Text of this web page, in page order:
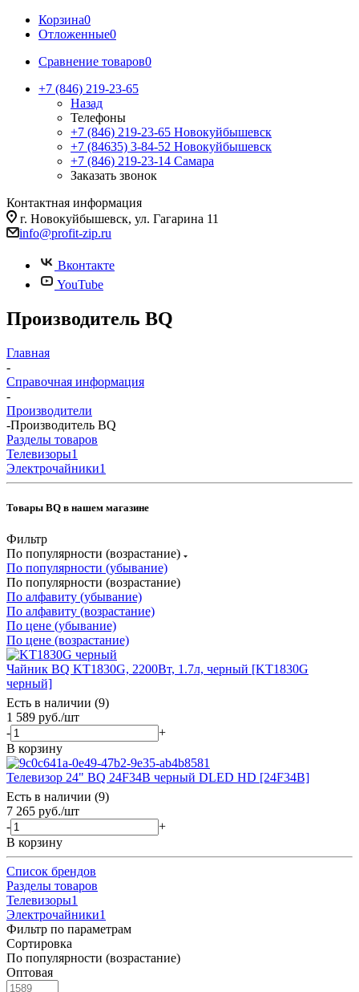
Корзина0
Отложенные0
Сравнение товаров0
+7 (846) 219-23-65
Назад
Телефоны
+7 (846) 219-23-65 Новокуйбышевск
+7 (84635) 3-84-52 Новокуйбышевск
+7 (846) 219-23-14 Самара
Заказать звонок
Контактная информация
г. Новокуйбышевск, ул. Гагарина 11
info@profit-zip.ru
Вконтакте
YouTube
Производитель BQ
Главная
-
Справочная информация
-
Производители
-Производитель BQ
Разделы товаров
Телевизоры1
Электрочайники1
Товары BQ в нашем магазине
Фильтр
По популярности (возрастание)
По популярности (убывание)
По популярности (возрастание)
По алфавиту (убывание)
По алфавиту (возрастание)
По цене (убывание)
По цене (возрастание)
Чайник BQ KT1830G, 2200Вт, 1.7л, черный [KT1830G
черный]
Есть в наличии (9)
1 589 руб./шт
-
+
В корзину
Телевизор 24" BQ 24F34B черный DLED HD [24F34B]
Есть в наличии (9)
7 265 руб./шт
-
+
В корзину
Список брендов
Разделы товаров
Телевизоры1
Электрочайники1
Фильтр по параметрам
Сортировка
По популярности (возрастание)
Оптовая